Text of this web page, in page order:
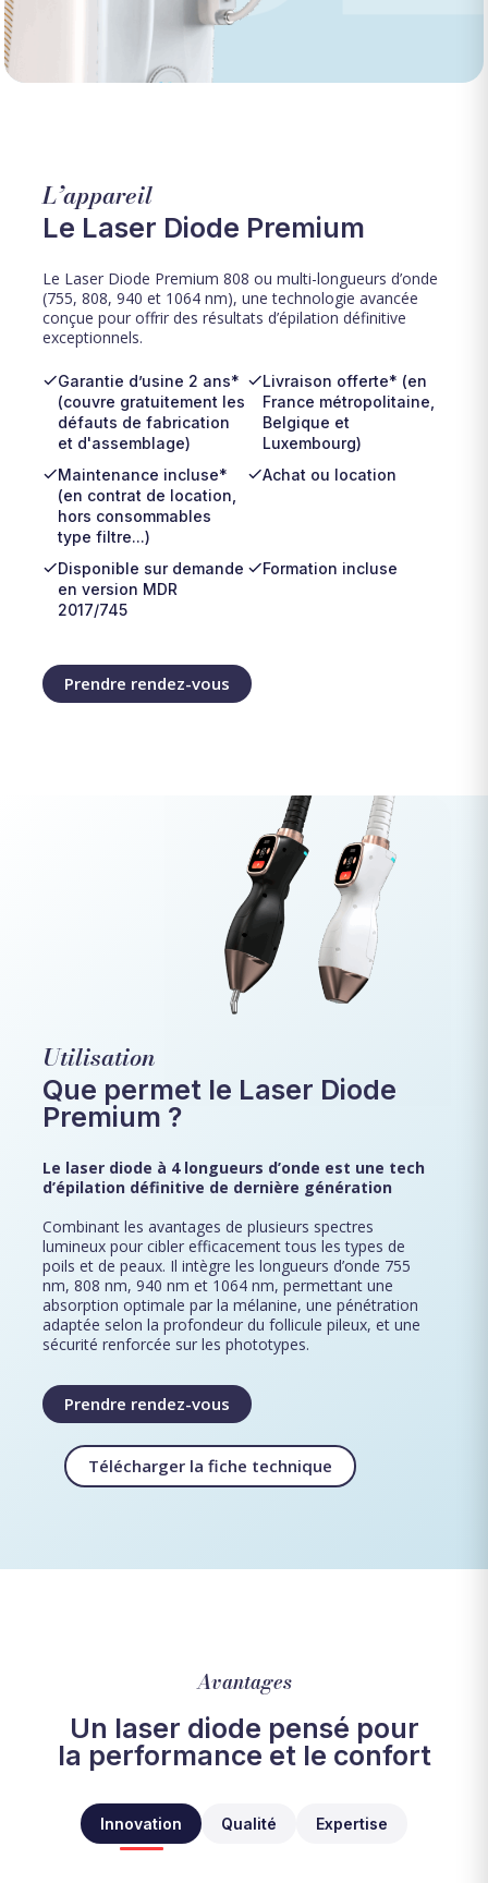
L’appareil
Le Laser Diode Premium
Le Laser Diode Premium 808 ou multi-longueurs d’onde
(755, 808, 940 et 1064 nm), une technologie avancée
conçue pour offrir des résultats d’épilation définitive
exceptionnels.
Garantie d’usine 2 ans*
(couvre gratuitement les
défauts de fabrication
et d'assemblage)
Livraison offerte* (en
France métropolitaine,
Belgique et
Luxembourg)
Maintenance incluse*
(en contrat de location,
hors consommables
type filtre...)
Achat ou location
Disponible sur demande
en version MDR
2017/745
Formation incluse
Prendre rendez-vous
Utilisation
Que permet le Laser Diode
Premium ?
Le laser diode à 4 longueurs d’onde est une tech
d’épilation définitive de dernière génération
Combinant les avantages de plusieurs spectres
lumineux pour cibler efficacement tous les types de
poils et de peaux. Il intègre les longueurs d’onde 755
nm, 808 nm, 940 nm et 1064 nm, permettant une
absorption optimale par la mélanine, une pénétration
adaptée selon la profondeur du follicule pileux, et une
sécurité renforcée sur les phototypes.
Prendre rendez-vous
Télécharger la fiche technique
Avantages
Un laser diode pensé pour
la performance et le confort
Innovation Qualité Expertise